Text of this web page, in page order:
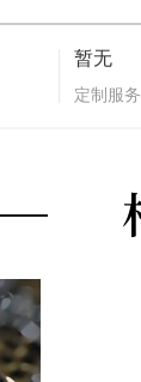
暂无
定制服务